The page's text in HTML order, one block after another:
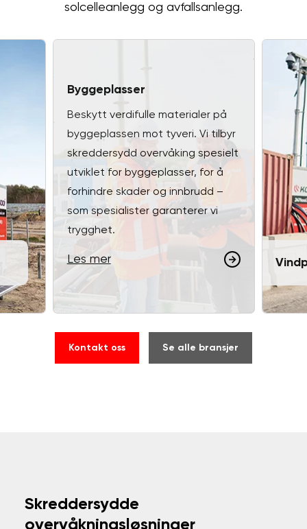
solcelleanlegg og avfallsanlegg.
Byggeplasser
Beskytt verdifulle materialer på
byggeplassen mot tyveri. Vi tilbyr
skreddersydd overvåking spesielt
utviklet for byggeplasser, for å
forhindre skader og innbrudd –
som spesialister garanterer vi
trygghet.
Les mer
Kontakt oss Se alle bransjer
Skreddersydde
overvåkningsløsninger